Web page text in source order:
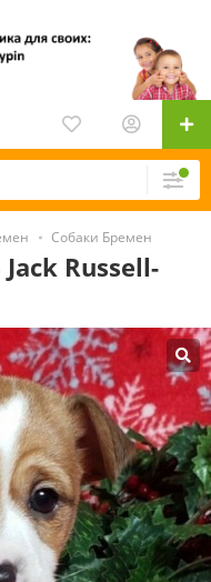
Собаки Бремен
Russell-